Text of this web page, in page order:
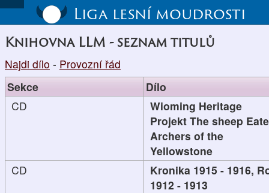
Liga lesní moudrosti
Knihovna LLM - seznam titulů
Najdi dílo - Provozní řád
Sekce
Dílo
CD
Wioming Heritage
Projekt The sheep
Archers of the
Yellowstone
CD
Kronika 1915 - 1916,
1912 - 1913